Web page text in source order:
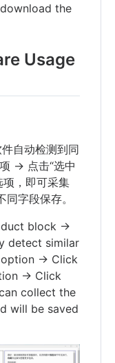
the
Usage
自动检测到同
-> 点击“选中
项，即可采集
字段保存。
block ->
detect similar
-> Click
-> Click
collect the
will be saved